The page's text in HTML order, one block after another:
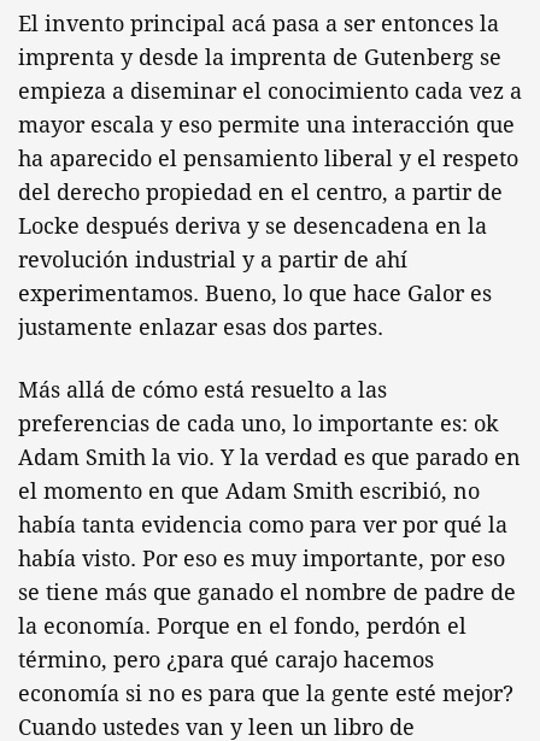
El invento principal acá pasa a ser entonces la
imprenta y desde la imprenta de Gutenberg se
empieza a diseminar el conocimiento cada vez a
mayor escala y eso permite una interacción que
ha aparecido el pensamiento liberal y el respeto
del derecho propiedad en el centro, a partir de
Locke después deriva y se desencadena en la
revolución industrial y a partir de ahí
experimentamos. Bueno, lo que hace Galor es
justamente enlazar esas dos partes.
Más allá de cómo está resuelto a las
preferencias de cada uno, lo importante es: ok
Adam Smith la vio. Y la verdad es que parado en
el momento en que Adam Smith escribió, no
había tanta evidencia como para ver por qué la
había visto. Por eso es muy importante, por eso
se tiene más que ganado el nombre de padre de
la economía. Porque en el fondo, perdón el
término, pero ¿para qué carajo hacemos
economía si no es para que la gente esté mejor?
Cuando ustedes van y leen un libro de